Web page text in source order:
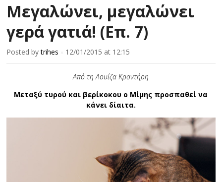
Μεγαλώνει, μεγαλώνει
γερά γατιά! (Επ. 7)
Posted bytrihes 12/01/2015 at 12:15
Από τη Λουίζα Κροντήρη
Μεταξύ τυρού και βερίκοκου ο Μίμης προσπαθεί να
κάνει δίαιτα.